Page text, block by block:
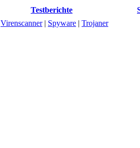
Testberichte
Virenscanner| Spyware | Trojaner